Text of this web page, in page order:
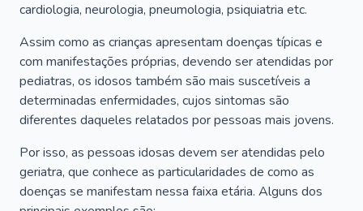
cardiologia, neurologia, pneumologia, psiquiatria etc.
Assim como as crianças apresentam doenças típicas e
com manifestações próprias, devendo ser atendidas por
pediatras, os idosos também são mais suscetíveis a
determinadas enfermidades, cujos sintomas são
diferentes daqueles relatados por pessoas mais jovens.
Por isso, as pessoas idosas devem ser atendidas pelo
geriatra, que conhece as particularidades de como as
doenças se manifestam nessa faixa etária. Alguns dos